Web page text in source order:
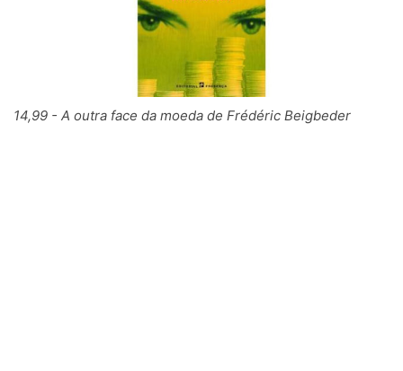
14,99 - A outra face da moeda de Frédéric Beigbeder